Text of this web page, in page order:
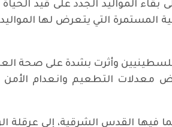
المواليد الجدد على قيد
المستمرة التي يتعرض لها المواليد
وأثرت بشدة على صحة
معدلات التطعيم وانعدام الأمن
فيها القدس الشرقية، إلى عرقلة